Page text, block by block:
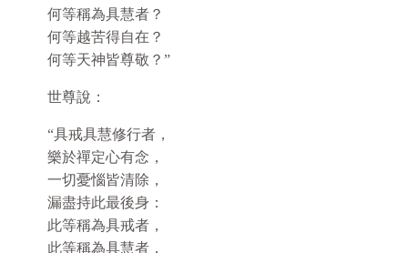
何等稱為具慧者？
何等越苦得自在？
何等天神皆尊敬？”
世尊說：
“具戒具慧修行者，
樂於禪定心有念，
一切憂惱皆清除，
漏盡持此最後身：
此等稱為具戒者，
此等稱為具慧者，